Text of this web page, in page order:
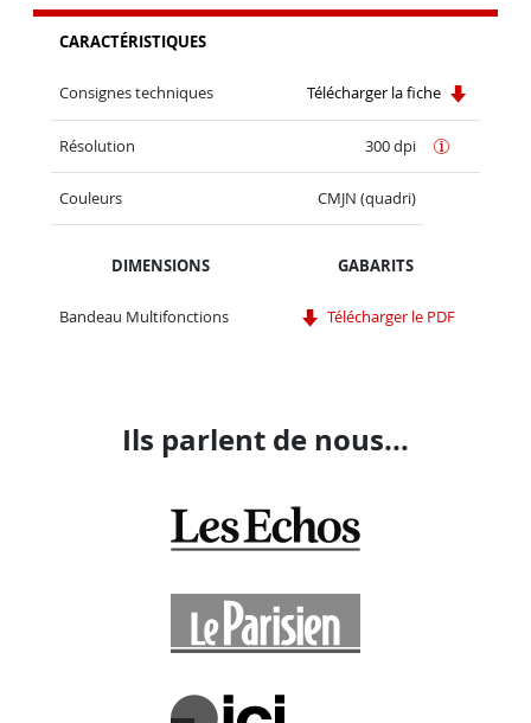
CARACTÉRISTIQUES
Consignes techniques Télécharger la fiche
Résolution 300 dpi
Couleurs CMJN (quadri)
DIMENSIONS GABARITS
Bandeau Multifonctions Télécharger le PDF
Ils parlent de nous...